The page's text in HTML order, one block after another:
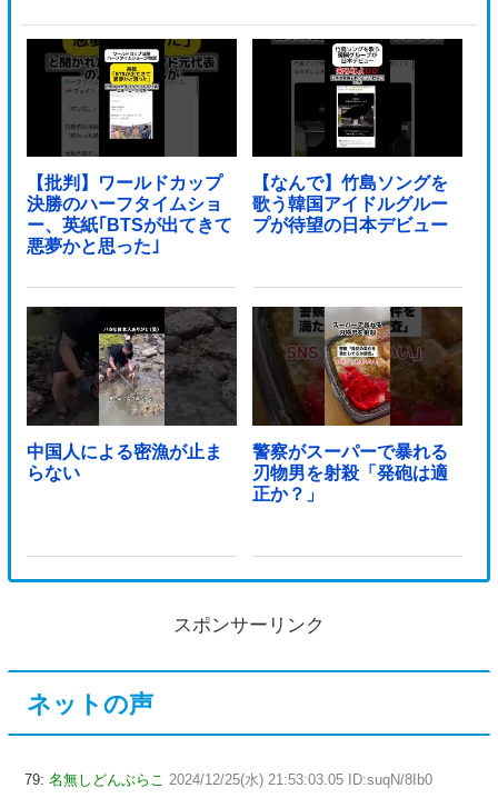
【批判】ワールドカップ
決勝のハーフタイムショ
ー、英紙｢BTSが出てきて
悪夢かと思った｣
【なんで】竹島ソングを
歌う韓国アイドルグルー
プが待望の日本デビュー
中国人による密漁が止ま
らない
警察がスーパーで暴れる
刃物男を射殺「発砲は適
正か？」
スポンサーリンク
ネットの声
79: 名無しどんぶらこ 2024/12/25(水) 21:53:03.05 ID:suqN/8Ib0